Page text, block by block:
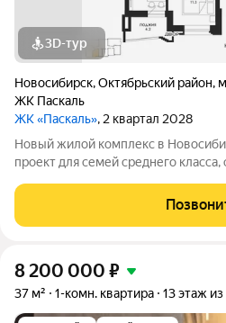
3D-тур
Новосибирск,Октябрьский район,
ЖК Паскаль
ЖК «Паскаль», 2 квартал 2028
Новый жилой комплекс в Новосибирске это
проект для семей среднего
локацию. ЖК расположен в
шаговой доступностью к ключевым
8 200 000 ₽
37 м² 1-комн. квартира 13 этаж из